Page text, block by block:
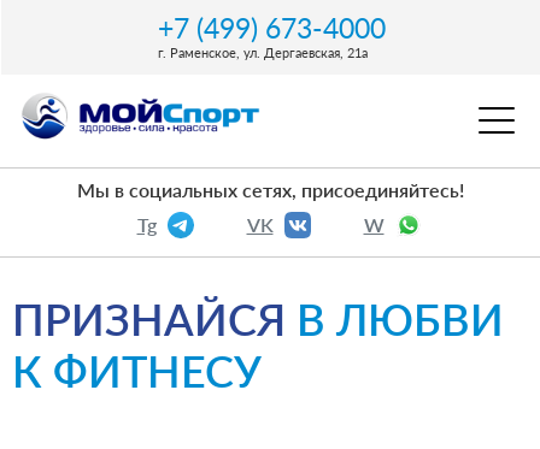
+7 (499) 673-4000
г. Раменское, ул. Дергаевская, 21a
Мы в социальных сетях, присоединяйтесь!
Tg
VK W
ПРИЗНАЙСЯ В ЛЮБВИ
К ФИТНЕСУ